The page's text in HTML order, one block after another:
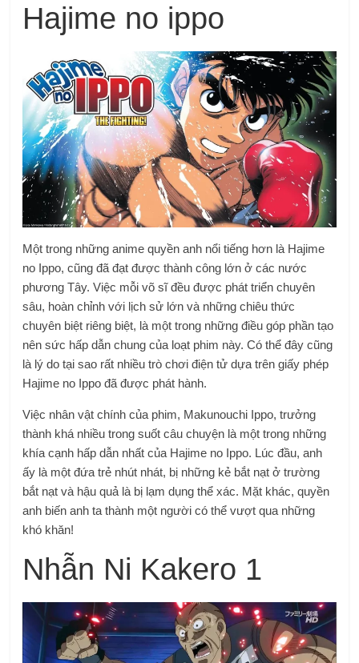
Hajime no ippo
Một trong những anime quyền anh nổi tiếng hơn là Hajime
no Ippo, cũng đã đạt được thành công lớn ở các nước
phương Tây. Việc mỗi võ sĩ đều được phát triển chuyên
sâu, hoàn chỉnh với lịch sử lớn và những chiêu thức
chuyên biệt riêng biệt, là một trong những điều góp phần tạo
nên sức hấp dẫn chung của loạt phim này. Có thể đây cũng
là lý do tại sao rất nhiều trò chơi điện tử dựa trên giấy phép
Hajime no Ippo đã được phát hành.
Việc nhân vật chính của phim, Makunouchi Ippo, trưởng
thành khá nhiều trong suốt câu chuyện là một trong những
khía cạnh hấp dẫn nhất của Hajime no Ippo. Lúc đầu, anh
ấy là một đứa trẻ nhút nhát, bị những kẻ bắt nạt ở trường
bắt nạt và hậu quả là bị lạm dụng thể xác. Mặt khác, quyền
anh biến anh ta thành một người có thể vượt qua những
khó khăn!
Nhẫn Ni Kakero 1